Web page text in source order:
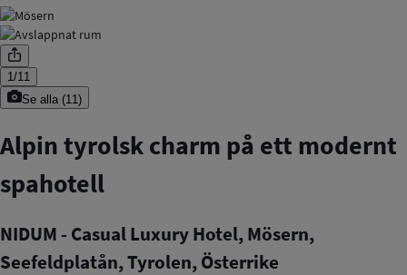
1/11
Se alla (11)
Alpin tyrolsk charm på ett modernt
spahotell
NIDUM - Casual Luxury Hotel, Mösern,
Seefeldplatån, Tyrolen, Österrike